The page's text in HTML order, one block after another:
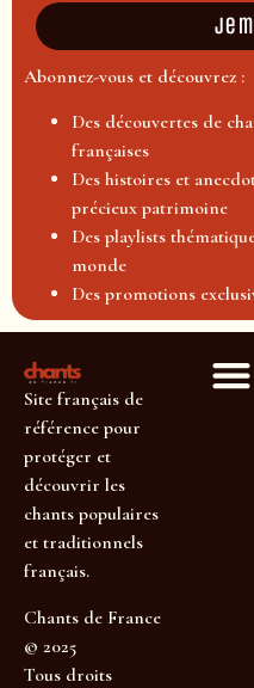
Je
Abonnez-vous et découvrez :
Des découvertes de
françaises
Des histoires et
précieux patrimoine
Des playlists
monde
Des promotions
Site français de
référence pour
protéger et
découvrir les
chants populaires
et traditionnels
français.
Chants de France
© 2025
Tous droits